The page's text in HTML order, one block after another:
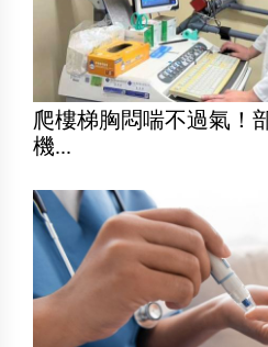
爬樓梯胸悶喘不過氣！
機...